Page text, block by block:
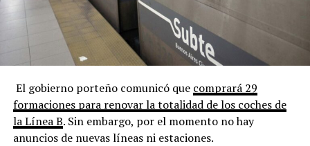
El gobierno porteño comunicó que comprará 29
formaciones para renovar la totalidad de los coches de
la Línea B. Sin embargo, por el momento no hay
anuncios de nuevas líneas ni estaciones.